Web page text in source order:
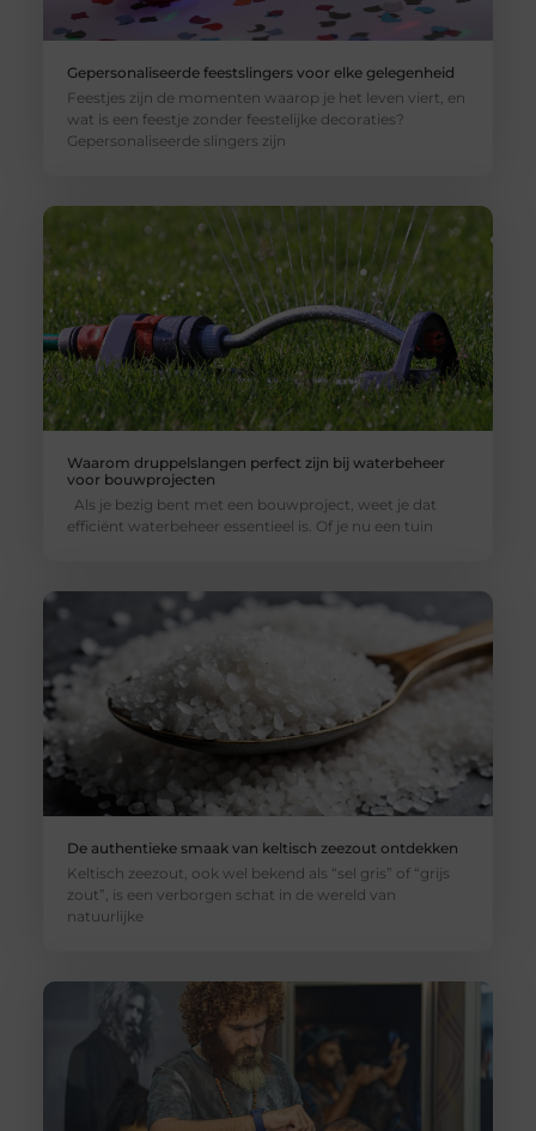
Gepersonaliseerde feestslingers voor elke gelegenheid
Feestjes zijn de momenten waarop je het leven viert, en
wat is een feestje zonder feestelijke decoraties?
Gepersonaliseerde slingers zijn
Waarom druppelslangen perfect zijn bij waterbeheer
voor bouwprojecten
Als je bezig bent met een bouwproject, weet je dat
efficiënt waterbeheer essentieel is. Of je nu een tuin
De authentieke smaak van keltisch zeezout ontdekken
Keltisch zeezout, ook wel bekend als “sel gris” of “grijs
zout”, is een verborgen schat in de wereld van
natuurlijke